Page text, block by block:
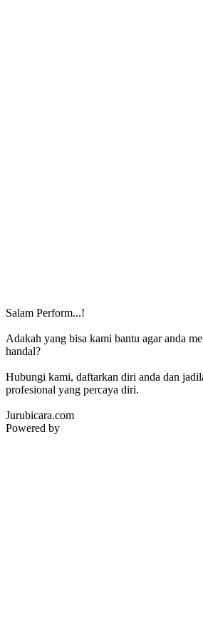
Salam Perform...!
Adakah yang bisa kami bantu agar anda
handal?
Hubungi kami, daftarkan diri anda dan
profesional yang percaya diri.
Jurubicara.com
Powered by